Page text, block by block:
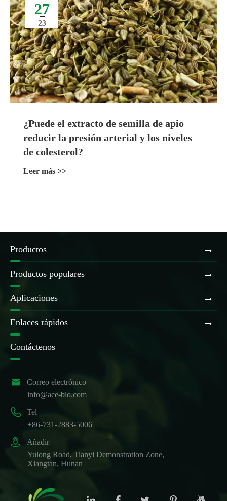
27
23
¿Puede el extracto de semilla de apio
reducir la presión arterial y los niveles
de colesterol?
Leer más >>
Productos
Productos populares
Aplicaciones
Enlaces rápidos
Contáctenos

Correo electrónico
info@ace-bio.com

Tel
+86-731-2883-5006

Añadir
Yulong Road, Tianyi Demonstration Zone,
Xiangtan, Hunan